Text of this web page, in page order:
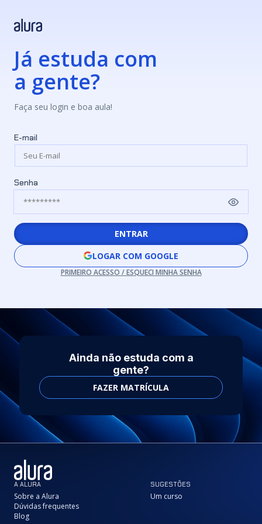
Já estuda com
a gente?
Faça seu login e boa aula!
E-mail
Senha
ENTRAR
LOGAR COM GOOGLE
PRIMEIRO ACESSO / ESQUECI MINHA SENHA
Ainda não estuda com a
gente?
FAZER MATRÍCULA
A ALURA
Sobre a Alura
Dúvidas frequentes
Blog
SUGESTÕES
Um curso